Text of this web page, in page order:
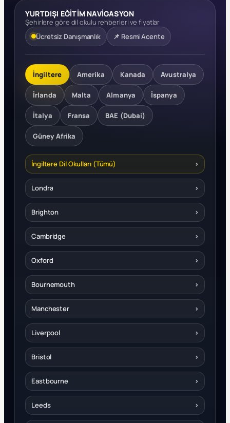
YURTDIŞI EĞİTİM NAVİGASYON
Şehirlere göre dil okulu rehberleri ve fiyatlar
Ücretsiz Danışmanlık
📌 Resmi Acente
İngiltere Amerika Kanada Avustralya
İrlanda Malta Almanya İspanya
İtalya Fransa BAE (Dubai)
Güney Afrika
İngiltere Dil Okulları (Tümü) ›
Londra ›
Brighton ›
Cambridge ›
Oxford ›
Bournemouth ›
Manchester ›
Liverpool ›
Bristol ›
Eastbourne ›
Leeds ›